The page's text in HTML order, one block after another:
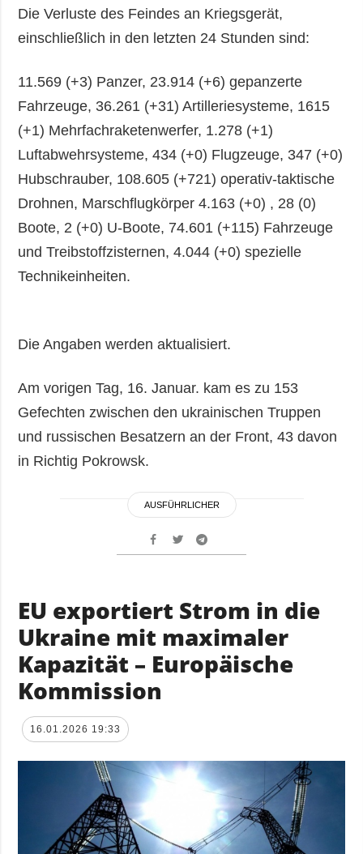
Die Verluste des Feindes an Kriegsgerät,
einschließlich in den letzten 24 Stunden sind:
11.569 (+3) Panzer, 23.914 (+6) gepanzerte
Fahrzeuge, 36.261 (+31) Artilleriesysteme, 1615
(+1) Mehrfachraketenwerfer, 1.278 (+1)
Luftabwehrsysteme, 434 (+0) Flugzeuge, 347 (+0)
Hubschrauber, 108.605 (+721) operativ-taktische
Drohnen, Marschflugkörper 4.163 (+0) , 28 (0)
Boote, 2 (+0) U-Boote, 74.601 (+115) Fahrzeuge
und Treibstoffzisternen, 4.044 (+0) spezielle
Technikeinheiten.
Die Angaben werden aktualisiert.
Am vorigen Tag, 16. Januar. kam es zu 153
Gefechten zwischen den ukrainischen Truppen
und russischen Besatzern an der Front, 43 davon
in Richtig Pokrowsk.
AUSFÜHRLICHER
EU exportiert Strom in die
Ukraine mit maximaler
Kapazität – Europäische
Kommission
16.01.2026 19:33